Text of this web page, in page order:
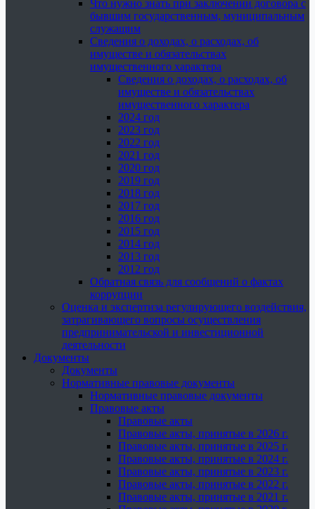
Что нужно знать при заключении договора с
бывшим государственным, муниципальным
служащим
Сведения о доходах, о расходах, об
имуществе и обязательствах
имущественного характера
Сведения о доходах, о расходах, об
имуществе и обязательствах
имущественного характера
2024 год
2023 год
2022 год
2021 год
2020 год
2019 год
2018 год
2017 год
2016 год
2015 год
2014 год
2013 год
2012 год
Обратная связь для сообщений о фактах
коррупции
Оценка и экспертиза регулирующего воздействия,
затрагивающего вопросы осуществления
предпринимательской и инвестиционной
деятельности
Документы
Документы
Нормативные правовые документы
Нормативные правовые документы
Правовые акты
Правовые акты
Правовые акты, принятые в 2026 г.
Правовые акты, принятые в 2025 г.
Правовые акты, принятые в 2024 г.
Правовые акты, принятые в 2023 г.
Правовые акты, принятые в 2022 г.
Правовые акты, принятые в 2021 г.